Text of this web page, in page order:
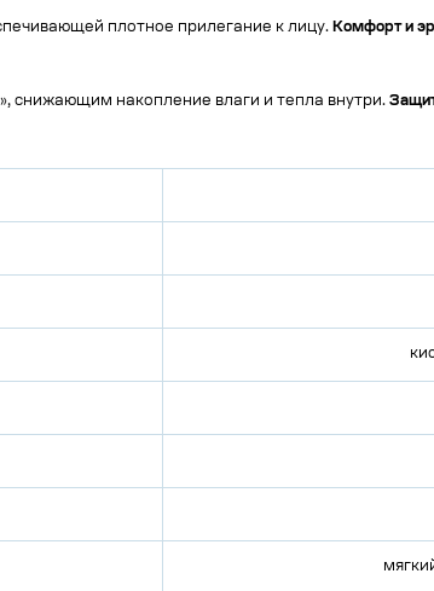
плотное прилегание к лицу. Комфорт и
снижающим накопление влаги и тепла внутри.